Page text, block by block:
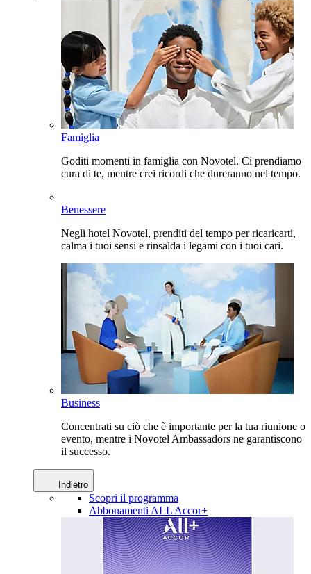
Famiglia
Goditi momenti in famiglia con Novotel. Ci prendiamo
cura di te, mentre crei ricordi che dureranno nel tempo.
Benessere
Negli hotel Novotel, prenditi del tempo per ricaricarti,
calma i tuoi sensi e rinsalda i legami con i tuoi cari.
Business
Concentrati su ciò che è importante per la tua riunione o
evento, mentre i Novotel Ambassadors ne garantiscono
il successo.
Indietro
Scopri il programma
Abbonamenti ALL Accor+